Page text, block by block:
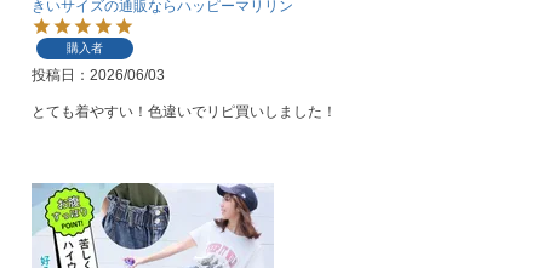
きいサイズの通販ならハッピーマリリン
購入者
投稿日 2026/06/03
とても着やすい！色違いでリピ買いしました！